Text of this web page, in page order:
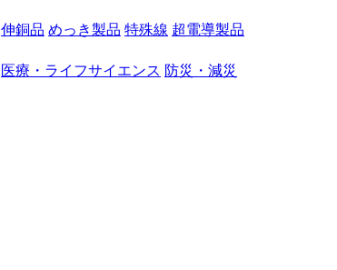
伸銅品 めっき製品 特殊線 超電導製品
医療・ライフサイエンス 防災・減災